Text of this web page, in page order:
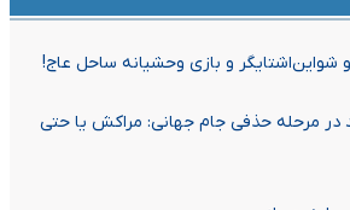
شواین‌اشتایگر و بازی وحشیانه ساحل عاج!
در مرحله حذفی جام جهانی: مراکش یا حتی